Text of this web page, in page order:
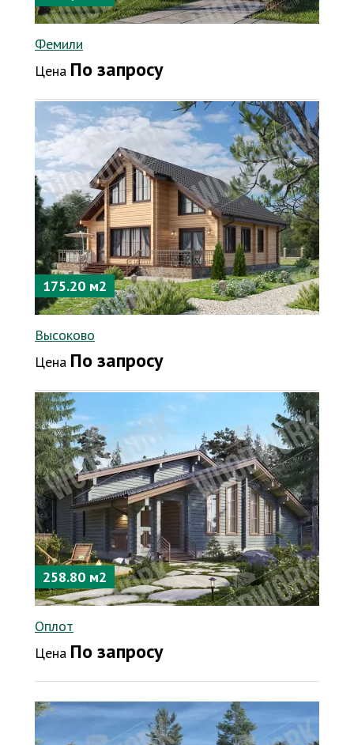
Фемили
Цена По запросу
175.20 м2
Высоково
Цена По запросу
258.80 м2
Оплот
Цена По запросу